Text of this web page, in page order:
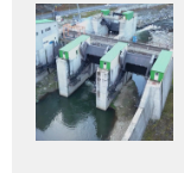
Adaugă
aici textul
pentru
subtitlu